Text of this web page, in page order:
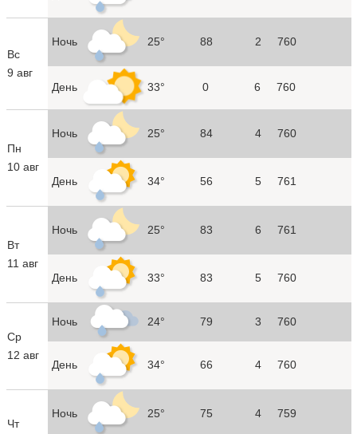
Вс
9 авг
Ночь 25° 88 2 760
День 33° 0 6 760
Пн
10 авг
Ночь 25° 84 4 760
День 34° 56 5 761
Вт
11 авг
Ночь 25° 83 6 761
День 33° 83 5 760
Ср
12 авг
Ночь 24° 79 3 760
День 34° 66 4 760
Чт
Ночь 25° 75 4 759